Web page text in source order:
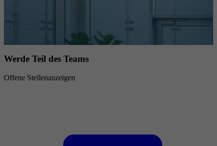
Werde Teil des Teams
Offene Stellenanzeigen